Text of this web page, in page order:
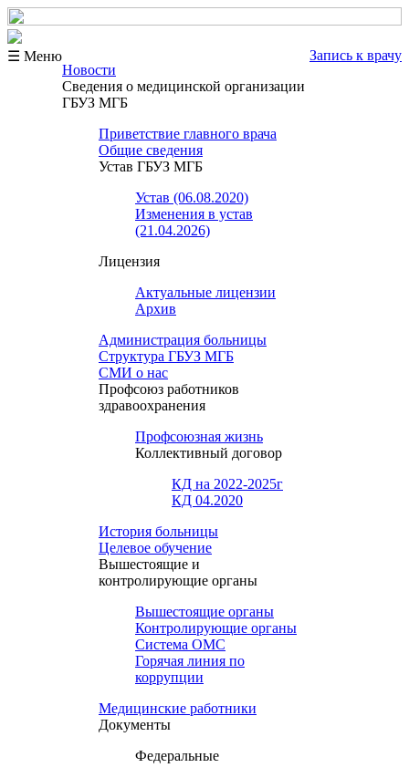
☰ Меню
Запись к врачу
Новости
Сведения о медицинской организации
ГБУЗ МГБ
Приветствие главного врача
Общие сведения
Устав ГБУЗ МГБ
Устав (06.08.2020)
Изменения в устав
(21.04.2026)
Лицензия
Актуальные лицензии
Архив
Администрация больницы
Структура ГБУЗ МГБ
СМИ о нас
Профсоюз работников
здравоохранения
Профсоюзная жизнь
Коллективный договор
КД на 2022-2025г
КД 04.2020
История больницы
Целевое обучение
Вышестоящие и
контролирующие органы
Вышестоящие органы
Контролирующие органы
Система ОМС
Горячая линия по
коррупции
Медицинские работники
Документы
Федеральные